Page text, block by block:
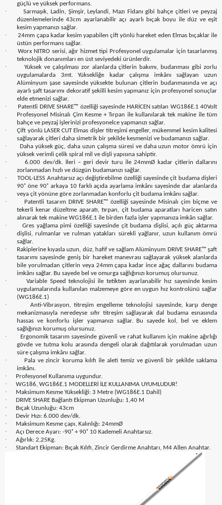
güçlü ve yüksek performans.
·
Sarmaşık, Ladin, Şimşir, Leylandi, Mazı Fidanı gibi bahçe çitleri ve peyzaj
düzenlemelerinde 43cm ayarlanabilir açı ayarlı bıçak boyu ile düz ve eşit
kesim yapmanızı sağlar.
·
24mm çapa kadar kesim yapabilen çift yönlü hareket eden Elmas bıçaklar ile
üstün performans sağlar.
·
Worx NITRO serisi, ağır hizmet tipi Profesyonel uygulamalar için tasarlanmış
teknolojik donanımları en üst seviyedeki ürünlerdir.
·
Yüksek ve çalışılması zor alanlarda çitlerin bakımı, budanması gibi zorlu
uygulamalarda 3mt. Yüksekliğe kadar çalışma imkânı sağlayan uzun
Alüminyum şase sayesinde yüksekte bulunan çitlerin budanmasında ve açı
ayarlı şaft tasarımı dekoratif şekilli kesim yapmanız için profesyonel sonuçlar
elde etmenizi sağlar.
·
Patentli DRIVE SHARE™ özelliği sayesinde HARİCEN satılan WG186E.1 40Volt
Profesyonel Misinalı Çim Kesme + Tırpan ile kullanılarak tek makine ile tüm
bahçe ve peyzaj işlerinizi profesyonelce yapmanızı sağlar.
·
Çift yönlü LASER CUT Elmas dişler titreşimi engeller, mükemmel kesim kalitesi
sağlayarak çitleri daha simetrik bir şekilde kesmenizi ve budamanızı sağlar.
·
Daha yüksek güç, daha uzun çalışma süresi ve daha uzun motor ömrü için
yüksek verimli çelik spiral mil ve dişli yapısına sahiptir.
·
6.000 dev/dk. İleri – geri devir turu ile 24mmØ kadar çitlerin dallarını
zorlanmadan hızlı ve düzgün budamanızı sağlar.
·
TOOL-LESS Anahtarsız açı değiştirebilme özelliği sayesinde çit budama dişleri
90˚ öne 90˚ arkaya 10 farklı açıda ayarlama imkânı sayesinde dar alanlarda
veya çit yönüne göre zorlanmadan konforlu çit budama imkânı sağlar.
·
Patentli tasarım DRIVE SHARE™ özelliği sayesinde Misinalı çim biçme ve
tekerli kenar düzeltme aparatı, tırpan, çit budama aparatları haricen satın
alınarak tek makine WG186E.1 ile birden fazla işler yapmanıza imkân sağlar.
·
Gres yağlama pimi özelliği sayesinde çit budama dişlisi, açılı güç aktarma
dişlisi, rulmanlar ve rulman yatakları sürekli yağlanır, uzun kullanım ömrü
sağlar.
·
Rakiplerine kıyasla uzun, düz, hafif ve sağlam Alüminyum DRIVE SHARE™ şaft
tasarımı sayesinde geniş bir hareket manevrası sağlayarak yüksek alanlarda
bile yorulmadan çitlerin veya 24mm çapa kadar ince ağaç dallarını budama
imkânı sağlar. Bu sayede bel ve omurga sağlığınızı korumuş olursunuz.
·
Variable Speed teknolojisi ile tetikten ayarlanabilir hız sayesinde kesim
uygulamalarında kullanılan malzemeye göre en uygun hız kontrolünü sağlar
(WG186E.1)
·
Anti-Vibrasyon, titreşim engelleme teknolojisi sayesinde, karşı denge
mekanizmasıyla neredeyse sıfır titreşim sağlayarak dal budama esnasında
hassas ve konforlu işler yapmanızı sağlar. Bu sayede kol, bel ve eklem
sağlığınızı korumuş olursunuz.
·
Ergonomik tasarım sayesinde güvenli ve rahat kullanım için makine ağırlığı
gövde ve tutma kolu arasında dengeli olarak dağıtılarak yorulmadan uzun
süre çalışma imkânı sağlar.
·
Pala ve zincir koruma kılıfı ile aleti temiz ve güvenli bir şekilde saklama
imkânı.
· Profesyonel Kullanıma uygundur.
· WG186, WG186E.1 MODELLERİ İLE KULLANIMA UYUMLUDUR!
· Maksimum Kesme Yüksekliği: 3 Metre (WG186E.1 Dahil)
· DRIVE SHARE Bağlantı Ekipman Uzunluğu: 1,40 M
· Bıçak Uzunluğu: 43cm
· Devir Hızı: 6.000 dev/dk.
· Maksimum Kesme çapı, Kalınlığı: 24mmØ
· Açı Derece Ayarı: -90˚ + 90˚ 10 Kademeli Anahtarsız.
· Ağırlık: 2,25Kg.
· Standart Ekipman: Bıçak Kılıfı, Zincir Gerdirme Anahtarı, M4 Allen Anahtar.